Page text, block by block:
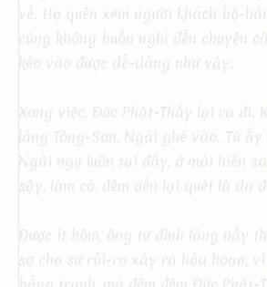
về. Họ quên xem người khách bộ-
cũng không buồn nghĩ đến chuyện
kéo vào được dễ-dàng như vậy.
Xong việc, Đức Phật-Thầy lại ra đi.
làng Tòng-Sơn, Ngài ghé vào. Từ
Ngài ngụ luôn tại đây, ở mái hiên
sậy, làm cỏ, đêm đến lại quét lá da
Được ít hôm, ông từ đình làng nầy
sợ cho sự rủi-ro xảy ra hỏa hoạn,